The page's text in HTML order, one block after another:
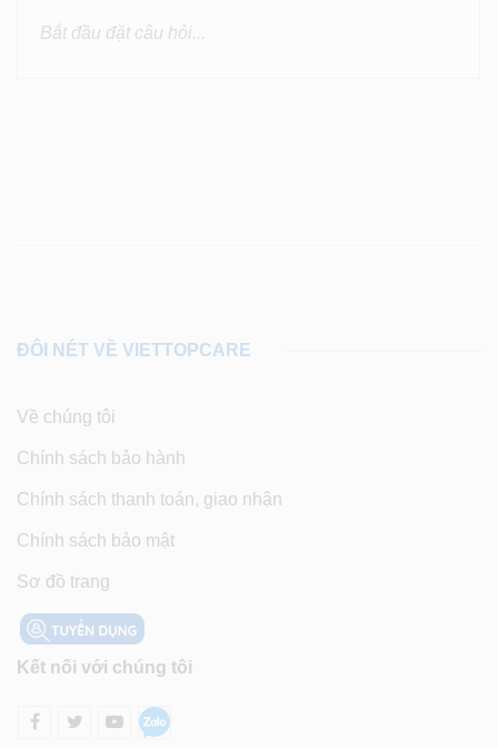
ĐÔI NÉT VỀ VIETTOPCARE
Về chúng tôi
Chính sách bảo hành
Chính sách thanh toán, giao nhận
Chính sách bảo mật
Sơ đồ trang
Kết nối với chúng tôi